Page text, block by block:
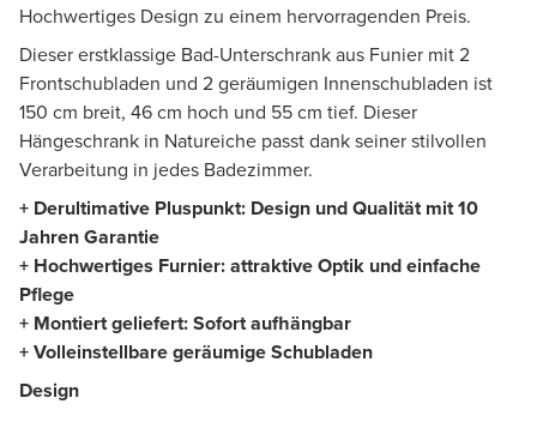
Hochwertiges Design zu einem hervorragenden Preis.
Dieser erstklassige Bad-Unterschrank aus Funier mit 2
Frontschubladen und 2 geräumigen Innenschubladen ist
150 cm breit, 46 cm hoch und 55 cm tief. Dieser
Hängeschrank in Natureiche passt dank seiner stilvollen
Verarbeitung in jedes Badezimmer.
+ Derultimative Pluspunkt: Design und Qualität mit 10
Jahren Garantie
+ Hochwertiges Furnier:attraktive Optik und einfache
Pflege
+ Montiert geliefert: Sofort aufhängbar
+ Volleinstellbare geräumige Schubladen
Design